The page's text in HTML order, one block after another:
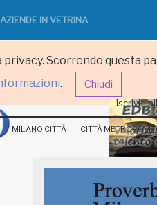
Scorrendo questa
. Chiudi
AZIENDE IN VETRINA
Iscriviti
MILANO CITTÀ CITTÀ